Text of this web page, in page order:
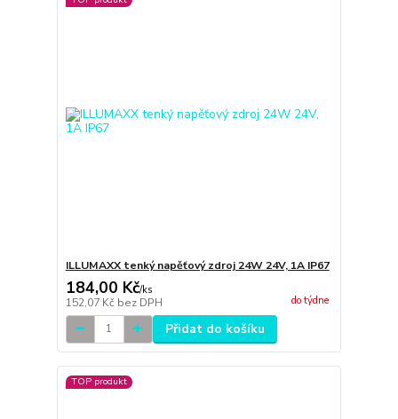
ILLUMAXX tenký napěťový zdroj 24W 24V, 1A IP67
184,00 Kč/ks
152,07 Kč bez DPH do týdne
Přidat do košíku
TOP produkt